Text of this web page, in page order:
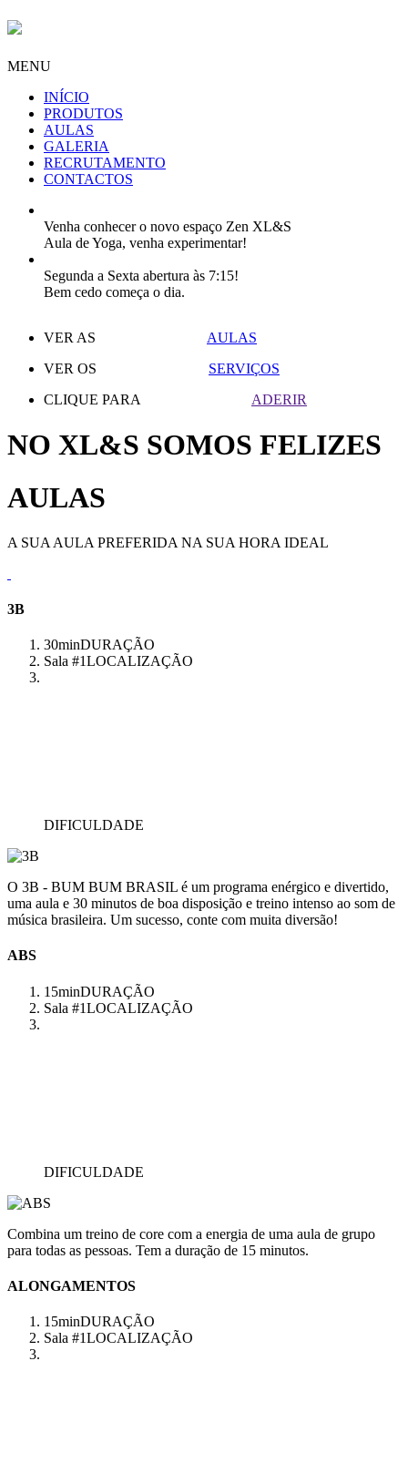
MENU
INÍCIO
PRODUTOS
AULAS
GALERIA
RECRUTAMENTO
CONTACTOS
Venha conhecer o novo espaço Zen XL&S
Aula de Yoga, venha experimentar!
Segunda a Sexta abertura às 7:15!
Bem cedo começa o dia.
VER AS
AULAS
VER OS
SERVIÇOS
CLIQUE PARA
ADERIR
NO XL&S SOMOS FELIZES
AULAS
A SUA AULA PREFERIDA NA SUA HORA IDEAL
3B
30minDURAÇÃO
Sala #1LOCALIZAÇÃO
DIFICULDADE
O 3B - BUM BUM BRASIL é um programa enérgico e divertido,
uma aula e 30 minutos de boa disposição e treino intenso ao som de
música brasileira. Um sucesso, conte com muita diversão!
ABS
15minDURAÇÃO
Sala #1LOCALIZAÇÃO
DIFICULDADE
Combina um treino de core com a energia de uma aula de grupo
para todas as pessoas. Tem a duração de 15 minutos.
ALONGAMENTOS
15minDURAÇÃO
Sala #1LOCALIZAÇÃO